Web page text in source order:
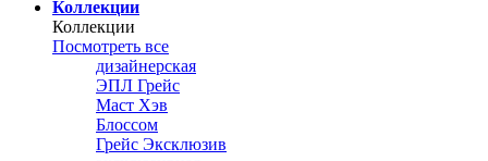
Коллекции
Коллекции
Посмотреть все
дизайнерская
ЭПЛ Грейс
Маст Хэв
Блоссом
Грейс Эксклюзив